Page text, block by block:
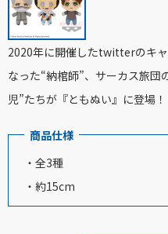
2020年に開催したtwitterのキ
なった“納棺師”、サーカス旅団
児”たちが『ともぬい』に登場！
商品仕様
・全3種
・約15cm